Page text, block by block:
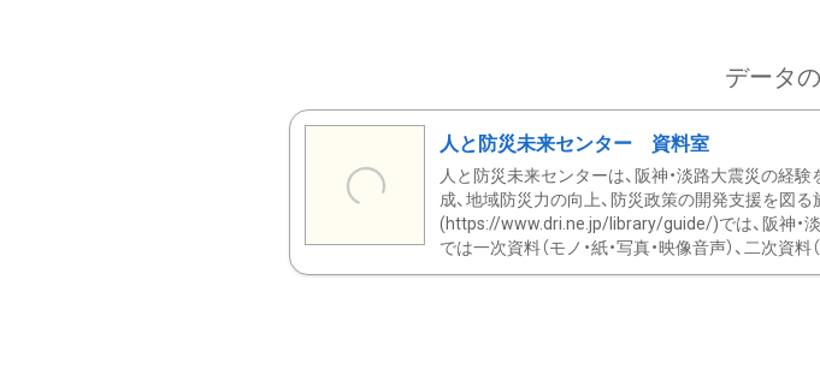
データ
人と防災未来センター 資料室
人と防災未来センターは、阪神・淡路大震災の経
成、地域防災力の向上、防災政策の開発支援を図
(https://www.dri.ne.jp/library/guide/)では、阪神・
では一次資料（モノ・紙・写真・映像音声）、二次資料（